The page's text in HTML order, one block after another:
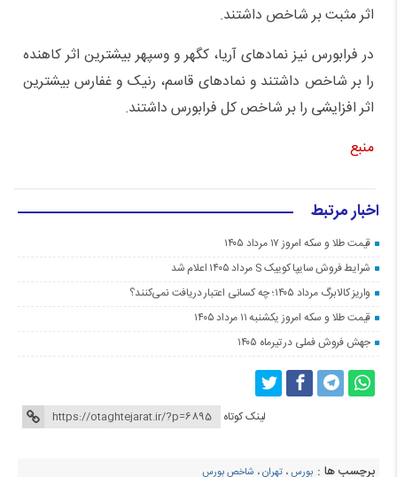
اثر مثبت بر شاخص داشتند.
در فرابورس نیز نمادهای آریا، کگهر و وسپهر بیشترین اثر کاهنده
را بر شاخص داشتند و نمادهای قاسم، رنیک و غفارس بیشترین
اثر افزایشی را بر شاخص کل فرابورس داشتند.
منبع
اخبار مرتبط
قیمت طلا و سکه امروز ۱۷ مرداد ۱۴۰۵
شرایط فروش سایپا کوییک S مرداد ۱۴۰۵ اعلام شد
واریز کالابرگ مرداد ۱۴۰۵؛ چه کسانی اعتبار دریافت نمی‌کنند؟
قیمت طلا و سکه امروز یکشنبه ۱۱ مرداد ۱۴۰۵
جهش فروش فملی در تیرماه ۱۴۰۵
لینک کوتاه
برچسب ها : بورس، تهران، شاخص بورس